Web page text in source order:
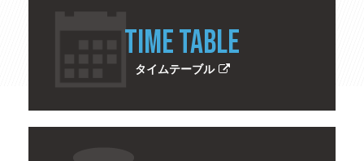
TIME TABLE
タイムテーブル